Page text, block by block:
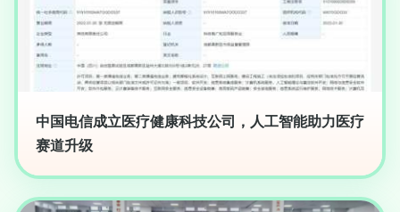
中国电信成立医疗健康科技公司，人工智能助力医疗
赛道升级